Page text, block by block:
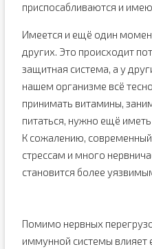
приспосабливаются и
Имеется и ещё один
других. Это происходит
защитная система, а у
нашем организме всё
принимать витамины,
питаться, нужно ещё
К сожалению,
стрессам и много
становится более
Помимо нервных
иммунной системы влияет